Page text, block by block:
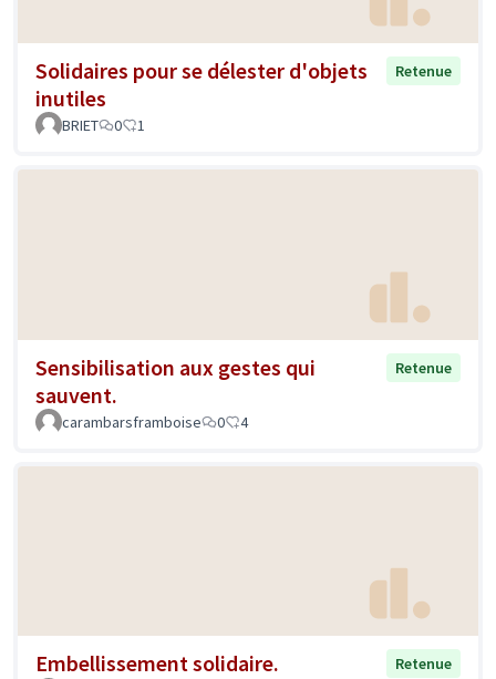
Solidaires pour se délester d'objets
inutiles
Retenue
BRIET 0 1
Sensibilisation aux gestes qui
sauvent.
Retenue
carambarsframboise 0 4
Embellissement solidaire.
Retenue